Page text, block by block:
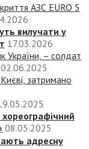
АЗС EURO 5
вилучати у
17.03.2026
України, – солдат
02.06.2025
затримано
08.05.2025
адресну